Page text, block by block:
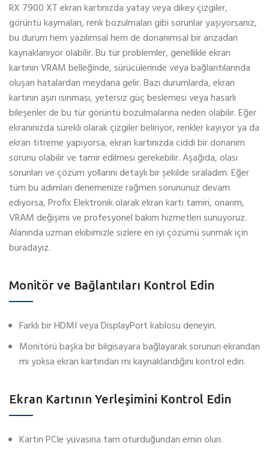
RX 7900 XT ekran kartınızda yatay veya dikey çizgiler,
görüntü kaymaları, renk bozulmaları gibi sorunlar yaşıyorsanız,
bu durum hem yazılımsal hem de donanımsal bir arızadan
kaynaklanıyor olabilir. Bu tür problemler, genellikle ekran
kartının VRAM belleğinde, sürücülerinde veya bağlantılarında
oluşan hatalardan meydana gelir. Bazı durumlarda, ekran
kartının aşırı ısınması, yetersiz güç beslemesi veya hasarlı
bileşenler de bu tür görüntü bozulmalarına neden olabilir. Eğer
ekranınızda sürekli olarak çizgiler beliriyor, renkler kayıyor ya da
ekran titreme yapıyorsa, ekran kartınızda ciddi bir donanım
sorunu olabilir ve tamir edilmesi gerekebilir. Aşağıda, olası
sorunları ve çözüm yollarını detaylı bir şekilde sıraladım. Eğer
tüm bu adımları denemenize rağmen sorununuz devam
ediyorsa, Profix Elektronik olarak ekran kartı tamiri, onarım,
VRAM değişimi ve profesyonel bakım hizmetleri sunuyoruz.
Alanında uzman ekibimizle sizlere en iyi çözümü sunmak için
buradayız.
Monitör ve Bağlantıları Kontrol Edin
Farklı bir HDMI veya DisplayPort kablosu deneyin.
Monitörü başka bir bilgisayara bağlayarak sorunun ekrandan
mı yoksa ekran kartından mı kaynaklandığını kontrol edin.
Ekran Kartının Yerleşimini Kontrol Edin
Kartın PCIe yuvasına tam oturduğundan emin olun.